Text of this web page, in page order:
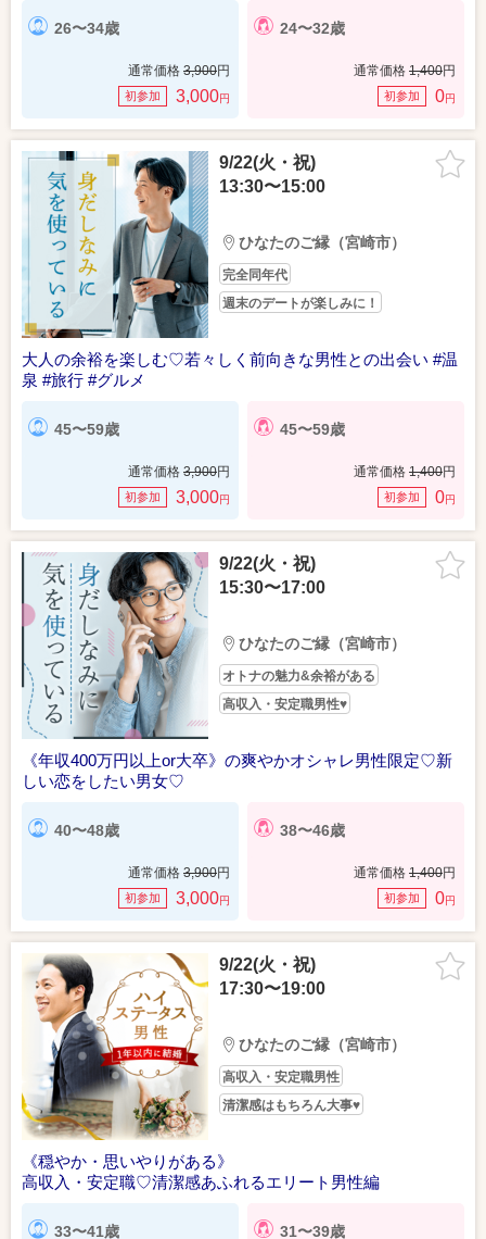
26〜34歳
通常価格 3,900円
初参加 3,000円
24〜32歳
通常価格 1,400円
初参加 0円
9/22(火・祝)
13:30〜15:00
ひなたのご縁（宮崎市）
完全同年代
週末のデートが楽しみに！
大人の余裕を楽しむ♡若々しく前向きな男性との出会い #温
泉 #旅行 #グルメ
45〜59歳
通常価格 3,900円
初参加 3,000円
45〜59歳
通常価格 1,400円
初参加 0円
9/22(火・祝)
15:30〜17:00
ひなたのご縁（宮崎市）
オトナの魅力&余裕がある
高収入・安定職男性♥
《年収400万円以上or大卒》の爽やかオシャレ男性限定♡新
しい恋をしたい男女♡
40〜48歳
通常価格 3,900円
初参加 3,000円
38〜46歳
通常価格 1,400円
初参加 0円
9/22(火・祝)
17:30〜19:00
ひなたのご縁（宮崎市）
高収入・安定職男性
清潔感はもちろん大事♥
《穏やか・思いやりがある》
高収入・安定職♡清潔感あふれるエリート男性編
33〜41歳 31〜39歳